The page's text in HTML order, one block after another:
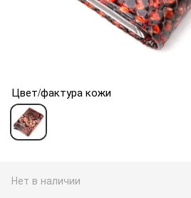
Цвет/фактура кожи
Нет в наличии